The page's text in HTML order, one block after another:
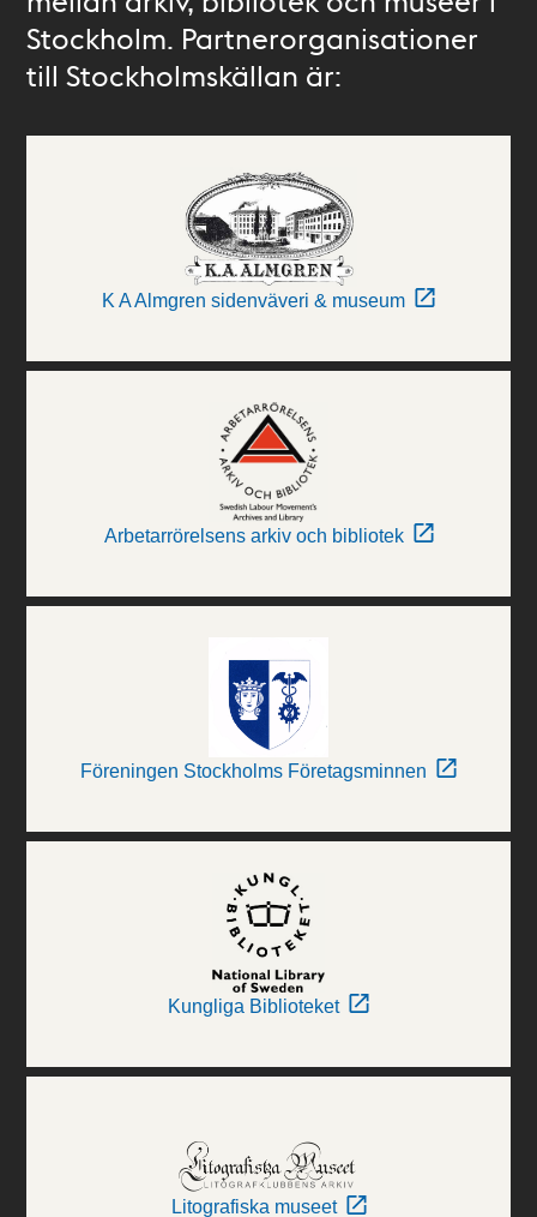
Stockholm. Partnerorganisationer
till Stockholmskällan är:
K A Almgren sidenväveri & museum
Arbetarrörelsens arkiv och bibliotek
Föreningen Stockholms Företagsminnen
Kungliga Biblioteket
Litografiska museet